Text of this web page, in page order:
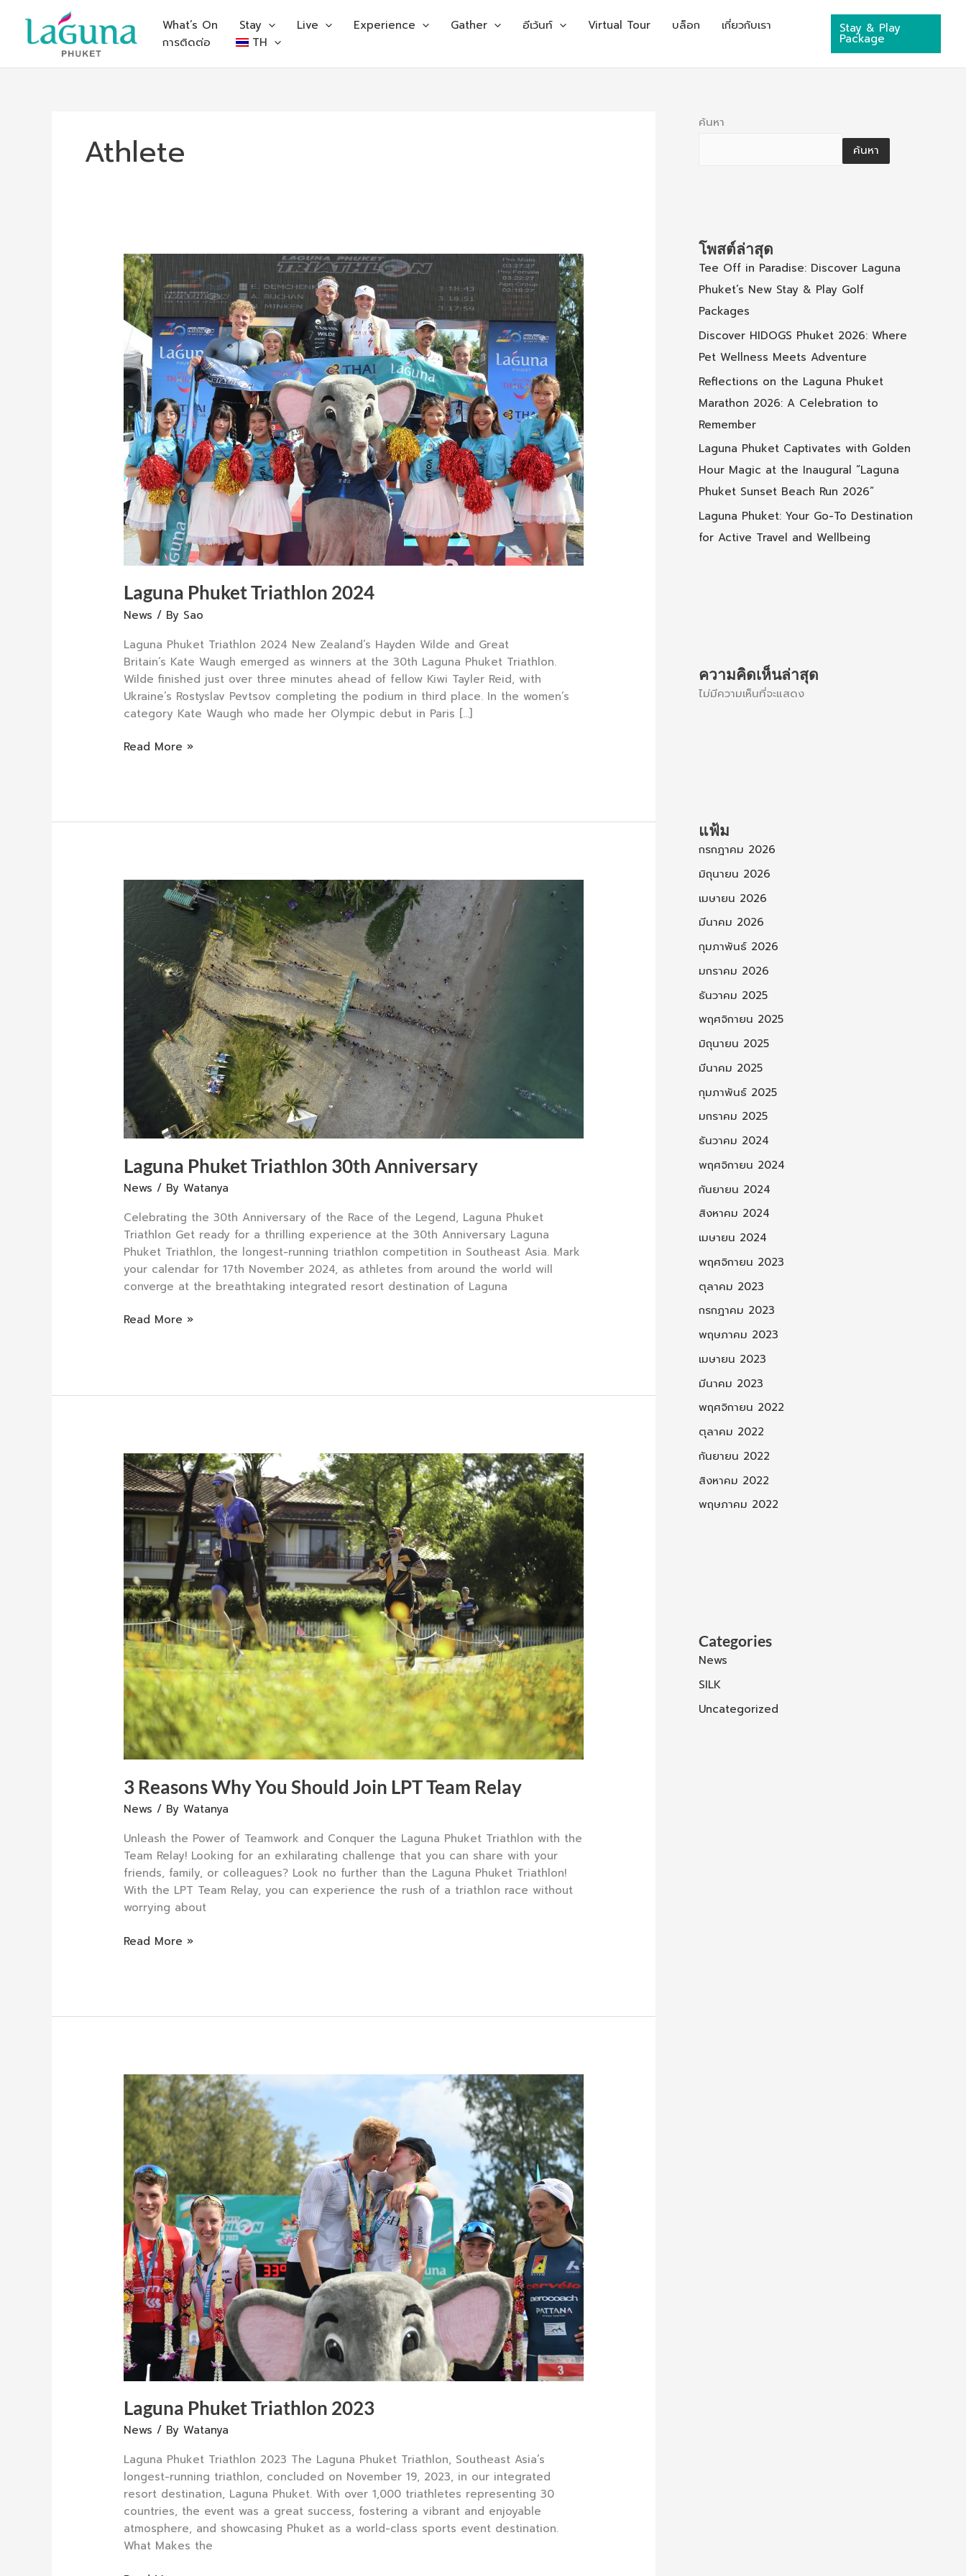
content
What’s On Stay Live Experience Gather อีเว้นท์ Virtual Tour บล็อก
เกี่ยวกับเรา
การติดต่อ
TH
Stay & Play
Package
Athlete
Laguna Phuket Triathlon 2024
News / By Sao
Laguna Phuket Triathlon 2024 New Zealand’s Hayden Wilde and Great
Britain’s Kate Waugh emerged as winners at the 30th Laguna Phuket Triathlon.
Wilde finished just over three minutes ahead of fellow Kiwi Tayler Reid, with
Ukraine’s Rostyslav Pevtsov completing the podium in third place. In the women’s
category Kate Waugh who made her Olympic debut in Paris […]
Laguna
Phuket
Triathlon
2024
Read More »
Laguna Phuket Triathlon 30th Anniversary
News / ByWatanya
Celebrating the 30th Anniversary of the Race of the Legend, Laguna Phuket
Triathlon Get ready for a thrilling experience at the 30th Anniversary Laguna
Phuket Triathlon, the longest-running triathlon competition in Southeast Asia. Mark
your calendar for 17th November 2024, as athletes from around the world will
converge at the breathtaking integrated resort destination of Laguna
Laguna
Phuket
Triathlon
30th
Anniversary
Read More »
3 Reasons Why You Should Join LPT Team Relay
News / ByWatanya
Unleash the Power of Teamwork and Conquer the Laguna Phuket Triathlon with the
Team Relay! Looking for an exhilarating challenge that you can share with your
friends, family, or colleagues? Look no further than the Laguna Phuket Triathlon!
With the LPT Team Relay, you can experience the rush of a triathlon race without
worrying about
3
Reasons
Why
You
Should
Join
LPT
Team
Relay
Read More »
Laguna Phuket Triathlon 2023
News / ByWatanya
Laguna Phuket Triathlon 2023 The Laguna Phuket Triathlon, Southeast Asia’s
longest-running triathlon, concluded on November 19, 2023, in our integrated
resort destination, Laguna Phuket. With over 1,000 triathletes representing 30
countries, the event was a great success, fostering a vibrant and enjoyable
atmosphere, and showcasing Phuket as a world-class sports event destination.
What Makes the
Laguna
Phuket
Triathlon
2023
ค้นหา
ค้นหา
โพสต์ล่าสุด
Tee Off in Paradise: Discover Laguna
Phuket’s New Stay & Play Golf
Packages
Discover HIDOGS Phuket 2026: Where
Pet Wellness Meets Adventure
Reflections on the Laguna Phuket
Marathon 2026: A Celebration to
Remember
Laguna Phuket Captivates with Golden
Hour Magic at the Inaugural “Laguna
Phuket Sunset Beach Run 2026”
Laguna Phuket: Your Go-To Destination
for Active Travel and Wellbeing
ความคิดเห็นล่าสุด
ไม่มีความเห็นที่จะแสดง
แฟ้ม
กรกฎาคม 2026
มิถุนายน 2026
เมษายน 2026
มีนาคม 2026
กุมภาพันธ์ 2026
มกราคม 2026
ธันวาคม 2025
พฤศจิกายน 2025
มิถุนายน 2025
มีนาคม 2025
กุมภาพันธ์ 2025
มกราคม 2025
ธันวาคม 2024
พฤศจิกายน 2024
กันยายน 2024
สิงหาคม 2024
เมษายน 2024
พฤศจิกายน 2023
ตุลาคม 2023
กรกฎาคม 2023
พฤษภาคม 2023
เมษายน 2023
มีนาคม 2023
พฤศจิกายน 2022
ตุลาคม 2022
กันยายน 2022
สิงหาคม 2022
พฤษภาคม 2022
Categories
News
SILK
Uncategorized